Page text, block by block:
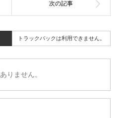
トラックバックは利用できません。
りません。